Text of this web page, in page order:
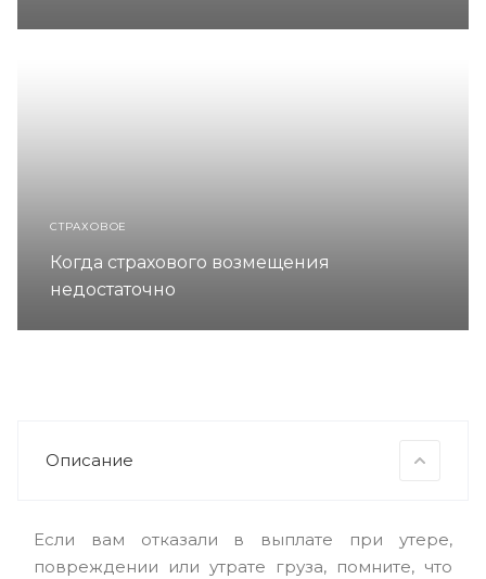
СТРАХОВОЕ
Когда страхового возмещения
недостаточно
Описание
Если вам отказали в выплате при утере,
повреждении или утрате груза, помните, что